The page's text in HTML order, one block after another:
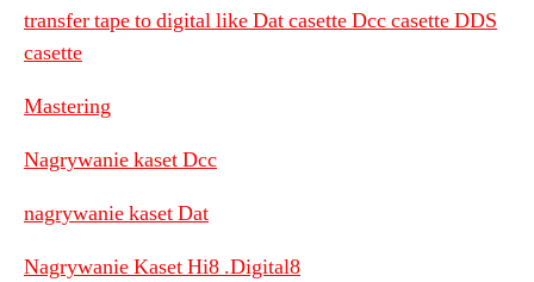
transfer tape to digital like Dat casette Dcc casette DDS
casette
Mastering
Nagrywanie kaset Dcc
nagrywanie kaset Dat
Nagrywanie Kaset Hi8 .Digital8